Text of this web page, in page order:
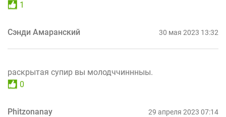
1
Сэнди Амаранский 30 мая 2023 13:32
раскрытая супир вы молодччиннныы.
0
Phitzonanay 29 апреля 2023 07:14